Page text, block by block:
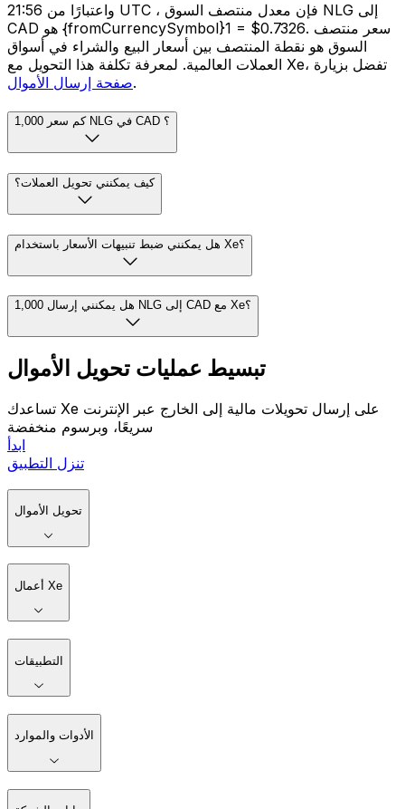
واعتبارًا من 21:56 UTC ، فإن معدل منتصف السوق NLG إلى
CAD هو {fromCurrencySymbol}1 = $0.7326. سعر منتصف
السوق هو نقطة المنتصف بين أسعار البيع والشراء في أسواق
العملات العالمية. لمعرفة تكلفة هذا التحويل مع Xe، تفضل بزيارة
صفحة إرسال الأموال.
كم سعر 1,000 NLG في CAD ؟
كيف يمكنني تحويل العملات؟
هل يمكنني ضبط تنبيهات الأسعار باستخدام Xe؟
هل يمكنني إرسال 1,000 NLG إلى CAD مع Xe؟
تبسيط عمليات تحويل الأموال
تساعدك Xe على إرسال تحويلات مالية إلى الخارج عبر الإنترنت
سريعًا، وبرسوم منخفضة
ابدأ
تنزل التطبيق
تحويل الأموال
أعمال Xe
التطبيقات
الأدوات والموارد